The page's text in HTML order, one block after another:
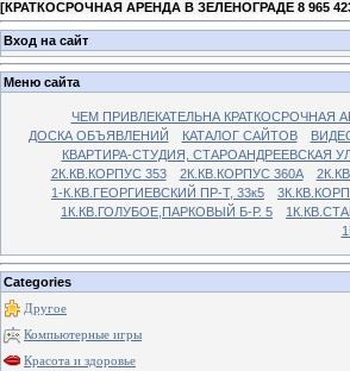
[КРАТКОСРОЧНАЯ АРЕНДА В ЗЕЛЕНОГРАДЕ 8 965
Вход на сайт
Меню сайта
ЧЕМ ПРИВЛЕКАТЕЛЬНА КРАТКОСРОЧНАЯ
ДОСКА ОБЪЯВЛЕНИЙ
КАТАЛОГ САЙТОВ
КВАРТИРА-СТУДИЯ, СТАРОАНДРЕЕВСКАЯ
2К.КВ.КОРПУС 353
2К.КВ.КОРПУС 360А
1-К.КВ.ГЕОРГИЕВСКИЙ ПР-Т, 33к5
1К.КВ.ГОЛУБОЕ,ПАРКОВЫЙ Б-Р. 5
Categories
Другое
Компьютерные игры
Красота и здоровье